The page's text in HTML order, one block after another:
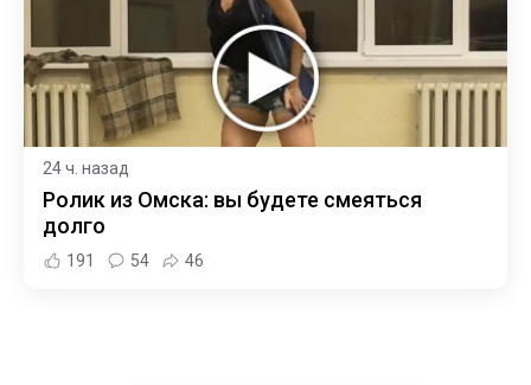
24 ч. назад
Ролик из Омска: вы будете смеяться
долго
191 54 46